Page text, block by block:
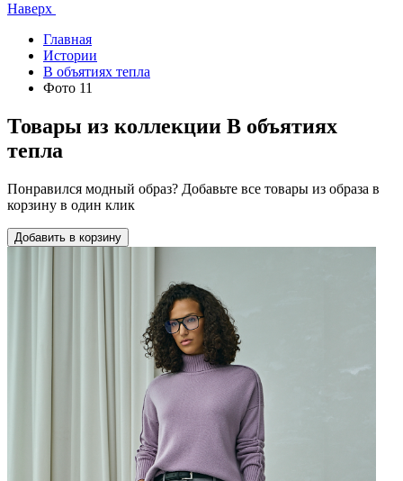
Наверх
Главная
Истории
В объятиях тепла
Фото 11
Товары из коллекции В объятиях
тепла
Понравился модный образ? Добавьте все товары из образа в
корзину в один клик
Добавить в корзину